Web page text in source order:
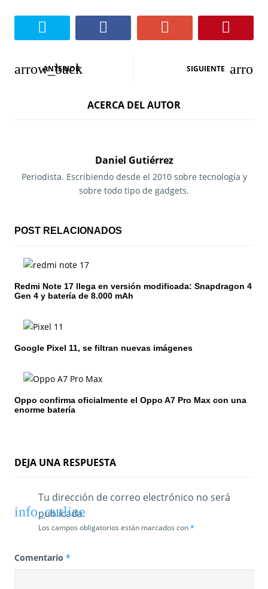
N
a
i
n
d
e
e
r
d
ANTERIOR SIGUIENTE
ACERCA DEL AUTOR
Daniel Gutiérrez
Periodista. Escribiendo desde el 2010 sobre tecnología y
sobre todo tipo de gadgets.
POST RELACIONADOS
Redmi Note 17 llega en versión modificada: Snapdragon 4
Gen 4 y batería de 8.000 mAh
Google Pixel 11, se filtran nuevas imágenes
Oppo confirma oficialmente el Oppo A7 Pro Max con una
enorme batería
DEJA UNA RESPUESTA
Tu dirección de correo electrónico no será
publicada.
Los campos obligatorios están marcados con*
Comentario *